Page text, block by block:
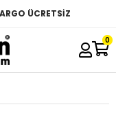
ÜCRETSİZ
0